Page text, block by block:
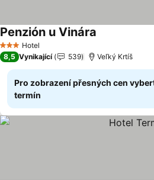
3 Počet hvězdiček
Hotel
Penzión u Vinára
8,5 Vynikající 539 Veľký Krtíš
Pro zobrazení přesných cen
termín